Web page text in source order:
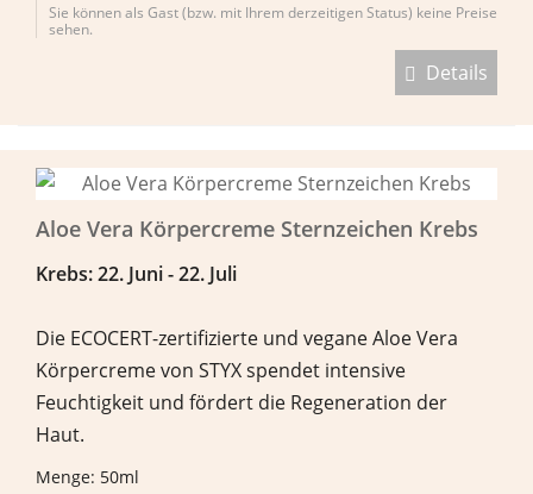
Sie können als Gast (bzw. mit Ihrem derzeitigen Status) keine Preise
sehen.
Details
Aloe Vera Körpercreme Sternzeichen Krebs
Krebs: 22. Juni - 22. Juli
Die ECOCERT-zertifizierte und vegane Aloe Vera
Körpercreme von STYX spendet intensive
Feuchtigkeit und fördert die Regeneration der
Haut.
Menge: 50ml